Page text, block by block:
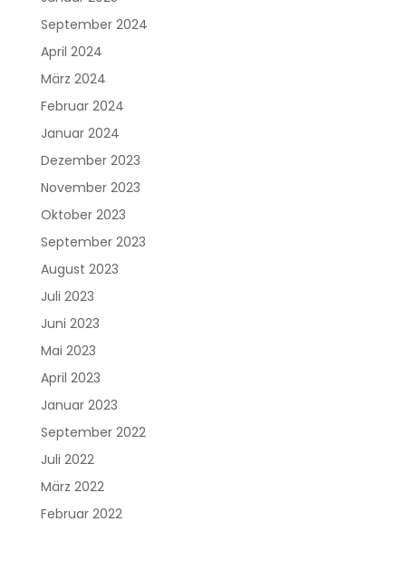
September 2024
April 2024
März 2024
Februar 2024
Januar 2024
Dezember 2023
November 2023
Oktober 2023
September 2023
August 2023
Juli 2023
Juni 2023
Mai 2023
April 2023
Januar 2023
September 2022
Juli 2022
März 2022
Februar 2022